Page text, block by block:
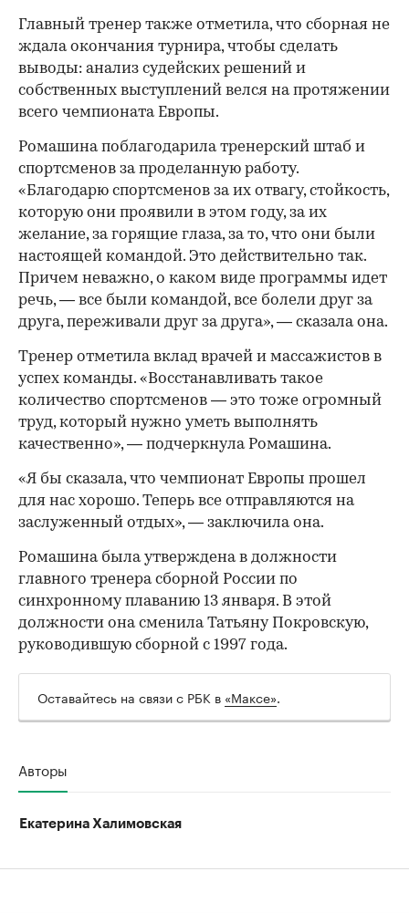
Главный тренер также отметила, что сборная не
ждала окончания турнира, чтобы сделать
выводы: анализ судейских решений и
собственных выступлений велся на протяжении
всего чемпионата Европы.
Ромашина поблагодарила тренерский штаб и
спортсменов за проделанную работу.
«Благодарю спортсменов за их отвагу, стойкость,
которую они проявили в этом году, за их
желание, за горящие глаза, за то, что они были
настоящей командой. Это действительно так.
Причем неважно, о каком виде программы идет
речь, — все были командой, все болели друг за
друга, переживали друг за друга», — сказала она.
Тренер отметила вклад врачей и массажистов в
успех команды. «Восстанавливать такое
количество спортсменов — это тоже огромный
труд, который нужно уметь выполнять
качественно», — подчеркнула Ромашина.
«Я бы сказала, что чемпионат Европы прошел
для нас хорошо. Теперь все отправляются на
заслуженный отдых», — заключила она.
Ромашина была утверждена в должности
главного тренера сборной России по
синхронному плаванию 13 января. В этой
должности она сменила Татьяну Покровскую,
руководившую сборной с 1997 года.
Оставайтесь на связи с РБК в «Максе».
Авторы
Екатерина Халимовская